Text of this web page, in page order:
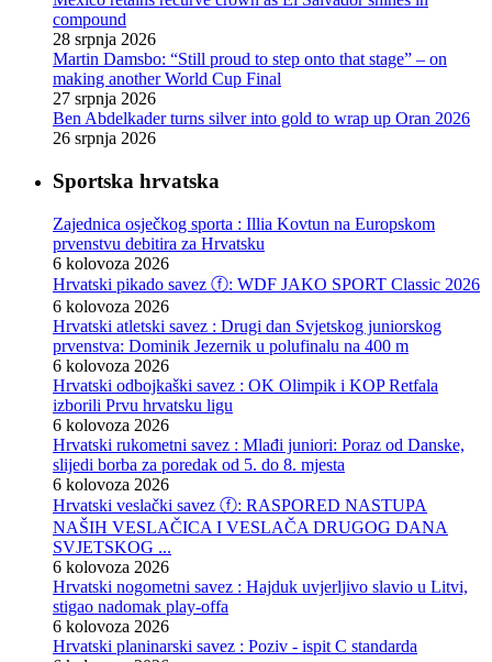
compound
28 srpnja 2026
Martin Damsbo: “Still proud to step onto that stage” – on
making another World Cup Final
27 srpnja 2026
Ben Abdelkader turns silver into gold to wrap up Oran 2026
26 srpnja 2026
Sportska hrvatska
Zajednica osječkog sporta : Illia Kovtun na Europskom
prvenstvu debitira za Hrvatsku
6 kolovoza 2026
Hrvatski pikado savez ⓕ: WDF JAKO SPORT Classic 2026
6 kolovoza 2026
Hrvatski atletski savez : Drugi dan Svjetskog juniorskog
prvenstva: Dominik Jezernik u polufinalu na 400 m
6 kolovoza 2026
Hrvatski odbojkaški savez : OK Olimpik i KOP Retfala
izborili Prvu hrvatsku ligu
6 kolovoza 2026
Hrvatski rukometni savez : Mlađi juniori: Poraz od Danske,
slijedi borba za poredak od 5. do 8. mjesta
6 kolovoza 2026
Hrvatski veslački savez ⓕ: RASPORED NASTUPA
NAŠIH VESLAČICA I VESLAČA DRUGOG DANA
SVJETSKOG ...
6 kolovoza 2026
Hrvatski nogometni savez : Hajduk uvjerljivo slavio u Litvi,
stigao nadomak play-offa
6 kolovoza 2026
Hrvatski planinarski savez : Poziv - ispit C standarda